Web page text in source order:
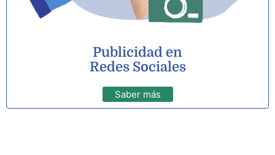
Publicidad en
Redes Sociales
Saber más